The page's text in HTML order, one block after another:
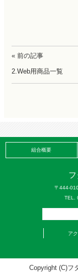
« 前の記事
2.Web用商品一覧
組合概要
〒444-
TEL.
ア
Copyright (C)フ